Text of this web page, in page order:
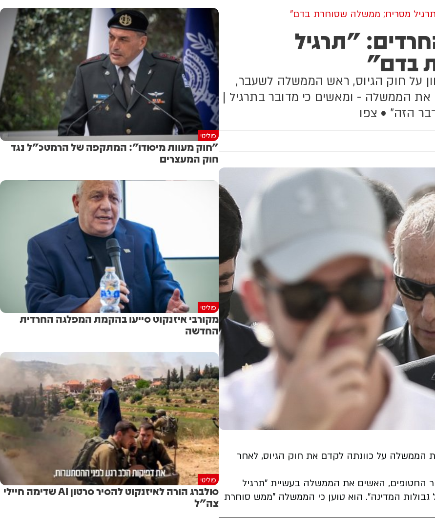
מסריח; ממשלה שסוחרת בדם"
"תרגיל
בדם"
על חוק הגיוס, ראש הממשלה לשעבר,
הממשלה - ומאשים כי מדובר בתרגיל |
הזה" • צפו
על כוונתה לקדם את חוק הגיוס, לאחר
החטופים, האשים את הממשלה בעשיית "תרגיל
גבולות המדינה". הוא טוען כי הממשלה "ממש סוחרת
פוליטי
"חוק מעוות מיסודו": המתקפה של הרמטכ"ל נגד
חוק המעצרים
פוליטי
מקורבי איזנקוט סייעו בהקמת המפלגה החרדית
החדשה
פוליטי
סולברג הורה לאיזנקוט להסיר סרטון AI שדימה חיילי
צה"ל